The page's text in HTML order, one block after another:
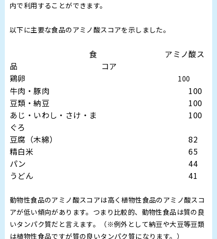
内で利用することができます。
以下に主要な食品のアミノ酸スコアを示しました。
食
品
アミノ酸ス
コア
鶏卵
100
牛肉・豚肉
100
豆類・納豆
100
あじ・いわし・さけ・ま
ぐろ
100
豆腐（木綿）
82
精白米
65
パン
44
うどん
41
動物性食品のアミノ酸スコアは高く植物性食品のアミノ酸スコ
アが低い傾向があります。つまり比較的、動物性食品は質の良
いタンパク質だと言えます。（※例外として納豆や大豆等豆類
は植物性食品ですが質の良いタンパク質になります。）